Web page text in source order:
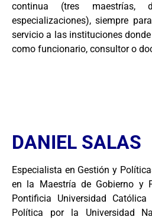
continua (tres maestrías,
especializaciones), siempre
servicio a las instituciones
como funcionario, consultor o
DANIEL SALAS
Especialista en Gestión y
en la Maestría de Gobierno y
Pontificia Universidad
Política por la Universidad